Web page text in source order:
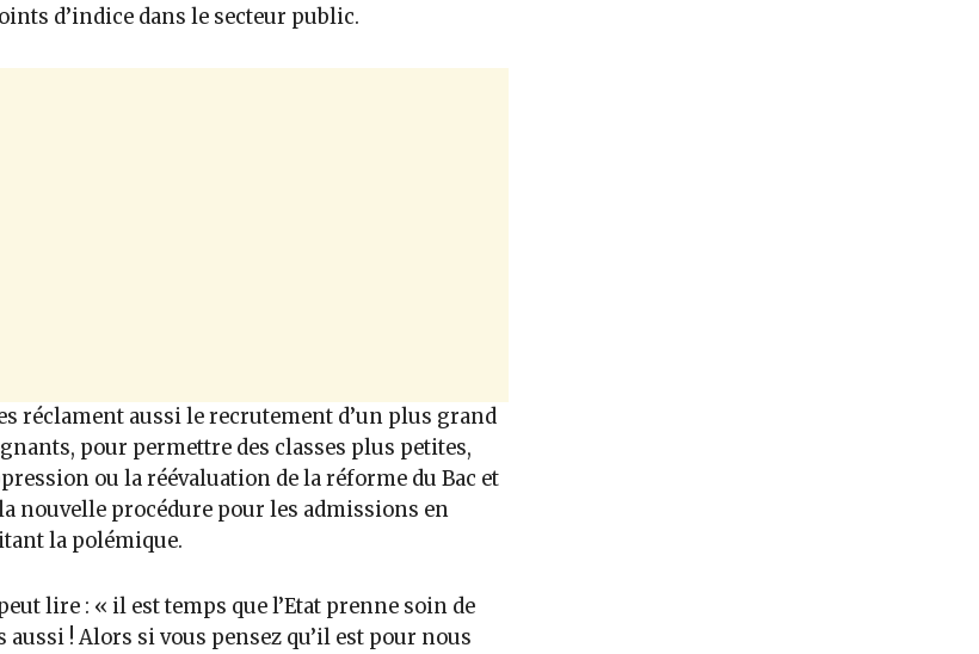
d’indice dans le secteur public.
réclament aussi le recrutement d’un plus grand
pour permettre des classes plus petites,
ou la réévaluation de la réforme du Bac et
nouvelle procédure pour les admissions en
la polémique.
lire : « il est temps que l’Etat prenne soin de
aussi ! Alors si vous pensez qu’il est pour nous